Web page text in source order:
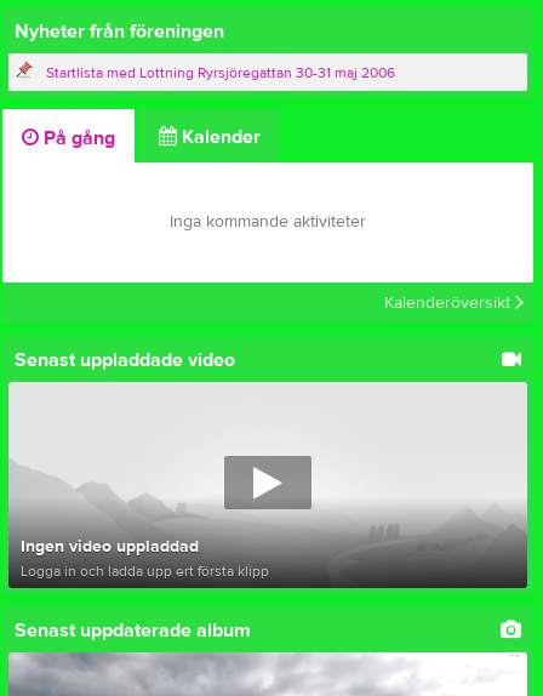
Nyheter från föreningen
Startlista med Lottning Ryrsjöregattan 30-31 maj 2006
På gång Kalender
Inga kommande aktiviteter
Kalenderöversikt
Senast uppladdade video
Ingen video uppladdad
Logga in och ladda upp ert första klipp
Senast uppdaterade album